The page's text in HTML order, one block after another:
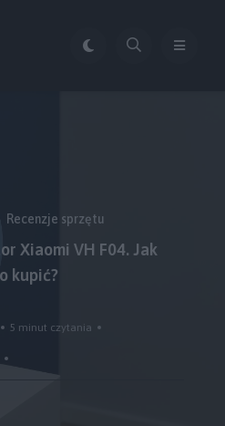
Recenzje sprzętu
Xiaomi VH F04. Jak
kupić?
5 minut czytania